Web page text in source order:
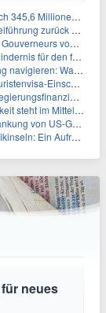
Weg für nicht-opioide Schmerztherapie
Turbulenzen hervor
Governance und im Geschäftsumfeld hervor
und das Investorenvertrauen
Investoren auf dem Spiel?
für Russen
bevorstehenden Ferienbeginns
Mehrheit im Repräsentantenhaus zielen
US-Geburtsrecht
Chinas militärische Provokationen
neues